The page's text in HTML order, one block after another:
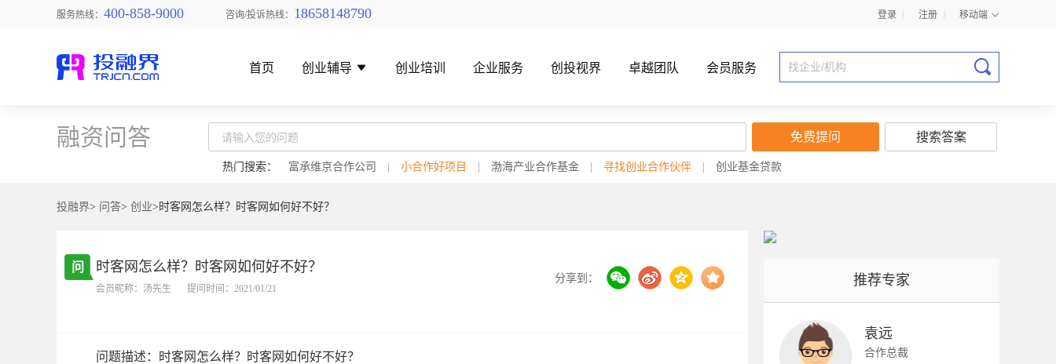
服务热线： 400-858-9000 咨询/投诉热线： 18658148790 登录 注册 移动端
首页 创业辅导 创业培训 企业服务 创投视界 卓越团队 会员服务
找创业项目
融资问答
热门搜索： 富承维京合作公司 小合作好项目 渤海产业合作基金 寻找创业合作伙伴 创业基金贷款
免费提问 搜索答案
投融界> 问答> 创业>时客网怎么样？时客网如何好不好？
问 时客网怎么样？时客网如何好不好？
会员昵称：汤先生 提问时间：2021/01/21
分享到：
问题描述：时客网怎么样？时客网如何好不好？
推荐专家
袁远
合作总裁